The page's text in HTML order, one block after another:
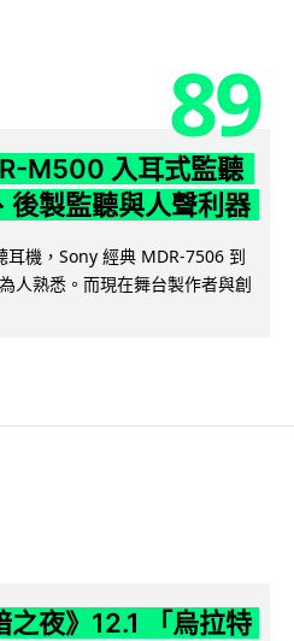
89
M500 入耳式監聽
後製監聽與人聲利器
機，Sony 經典 MDR-7506 到
人熟悉。而現在舞台製作者與創
之夜》12.1 「烏拉特